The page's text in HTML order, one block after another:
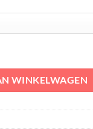
WINKELWAGEN